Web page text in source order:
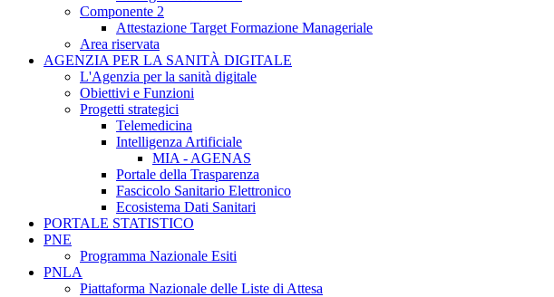
Componente 2
Attestazione Target Formazione Manageriale
Area riservata
AGENZIA PER LA SANITÀ DIGITALE
L'Agenzia per la sanità digitale
Obiettivi e Funzioni
Progetti strategici
Telemedicina
Intelligenza Artificiale
MIA - AGENAS
Portale della Trasparenza
Fascicolo Sanitario Elettronico
Ecosistema Dati Sanitari
PORTALE STATISTICO
PNE
Programma Nazionale Esiti
PNLA
Piattaforma Nazionale delle Liste di Attesa